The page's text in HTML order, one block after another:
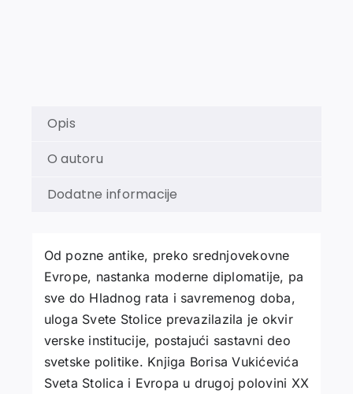
Opis
O autoru
Dodatne informacije
Od pozne antike, preko srednjovekovne
Evrope, nastanka moderne diplomatije, pa
sve do Hladnog rata i savremenog doba,
uloga Svete Stolice prevazilazila je okvir
verske institucije, postajući sastavni deo
svetske politike. Knjiga Borisa Vukićevića
Sveta Stolica i Evropa u drugoj polovini XX